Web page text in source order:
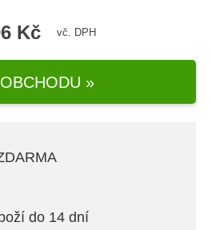
Kč vč. DPH
»
do 14 dní